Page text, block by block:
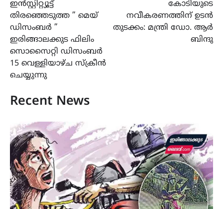
ഇൻസ്റ്റിറ്റ്യൂട്ട്
തിരഞ്ഞെടുത്ത ” മെയ്
ഡിസംബർ ”
ഇരിങ്ങാലക്കുട ഫിലിം
സൊസൈറ്റി ഡിസംബർ
15 വെള്ളിയാഴ്ച സ്ക്രീൻ
ചെയ്യുന്നു
കോടിയുടെ
നവീകരണത്തിന് ഉടൻ
തുടക്കം: മന്ത്രി ഡോ. ആർ
ബിന്ദു
Recent News